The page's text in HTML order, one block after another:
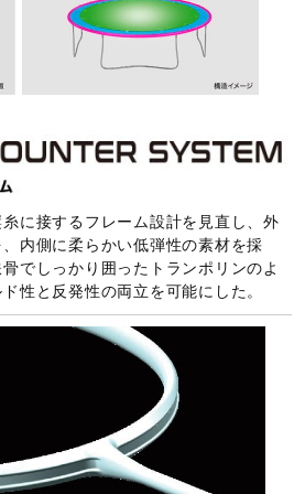
に接するフレーム設計を見直し、外
内側に柔らかい低弾性の素材を採
でしっかり囲ったトランポリンのよ
性と反発性の両立を可能にした。